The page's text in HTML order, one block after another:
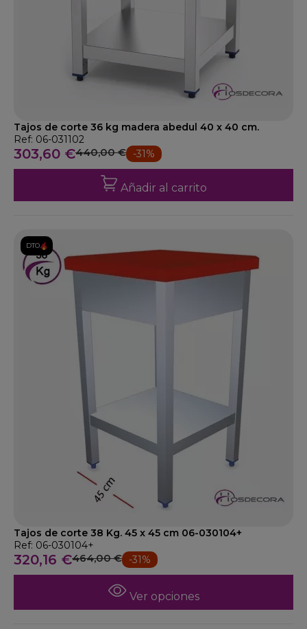
Tajos de corte 36 kg madera abedul 40 x 40 cm.
Ref: 06-031102
303,60 €440,00 € -31%
Añadir al carrito
DTO.
Tajos de corte 38 Kg. 45 x 45 cm 06-030104+
Ref: 06-030104+
320,16 €464,00 € -31%
Ver opciones